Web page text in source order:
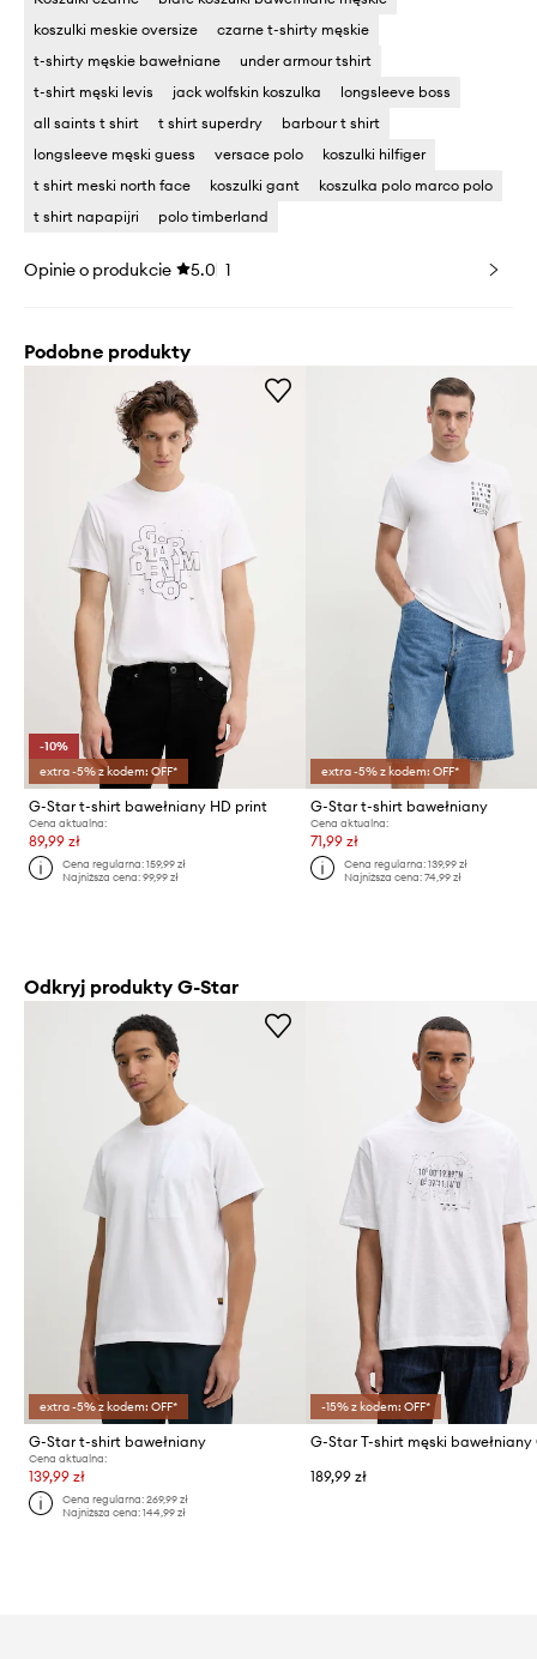
koszulki meskie oversize
czarne t-shirty męskie
t-shirty męskie bawełniane
under armour tshirt
t-shirt męski levis
jack wolfskin koszulka
longsleeve boss
all saints t shirt
t shirt superdry
barbour t shirt
longsleeve męski guess
versace polo
koszulki hilfiger
t shirt meski north face
koszulki gant
koszulka polo marco polo
t shirt napapijri
polo timberland
Opinie o produkcie 5.0 1
Podobne produkty
-10%
extra -5% z kodem: OFF*
G-Star t-shirt bawełniany HD print
Cena aktualna:
89,99 zł
Cena regularna:159,99 zł
Najniższa cena:99,99 zł
extra -5% z kodem: OFF*
G-Star t-shirt bawełniany
Cena aktualna:
71,99 zł
Cena regularna: 139,99 zł
Najniższa cena: 74,99 zł
Odkryj produkty G-Star
extra -5% z kodem: OFF*
G-Star t-shirt bawełniany
Cena aktualna:
139,99 zł
Cena regularna:269,99 zł
Najniższa cena:144,99 zł
-15% z kodem: OFF*
189,99 zł